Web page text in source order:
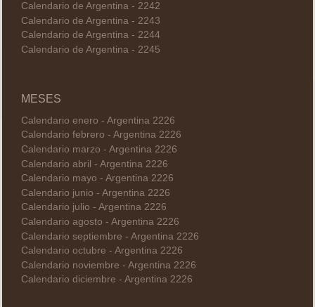
Calendario de Argentina - 2242
Calendario de Argentina - 2243
Calendario de Argentina - 2244
Calendario de Argentina - 2245
MESES
Calendario enero - Argentina 2226
Calendario febrero - Argentina 2226
Calendario marzo - Argentina 2226
Calendario abril - Argentina 2226
Calendario mayo - Argentina 2226
Calendario junio - Argentina 2226
Calendario julio - Argentina 2226
Calendario agosto - Argentina 2226
Calendario septiembre - Argentina 2226
Calendario octubre - Argentina 2226
Calendario noviembre - Argentina 2226
Calendario diciembre - Argentina 2226